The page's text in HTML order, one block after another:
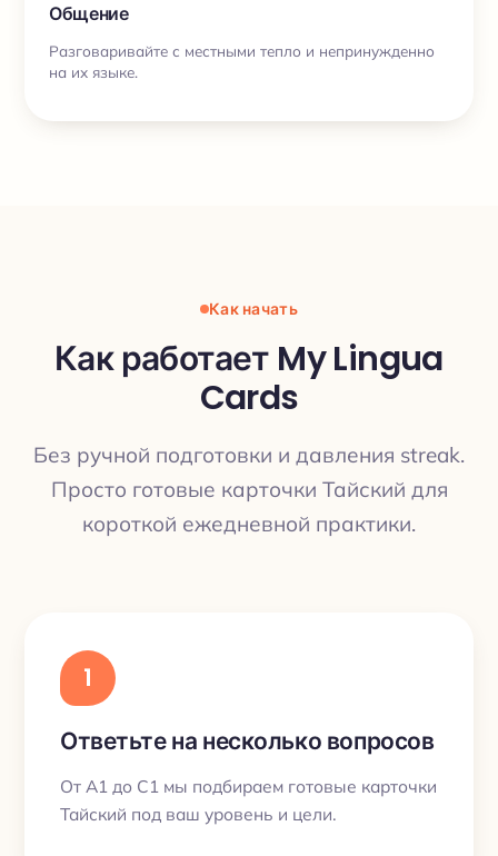
Общение
Разговаривайте с местными тепло и непринужденно
на их языке.
Как начать
Как работает My Lingua
Cards
Без ручной подготовки и давления streak.
Просто готовые карточки Тайский для
короткой ежедневной практики.
1
Ответьте на несколько вопросов
От A1 до C1 мы подбираем готовые карточки
Тайский под ваш уровень и цели.